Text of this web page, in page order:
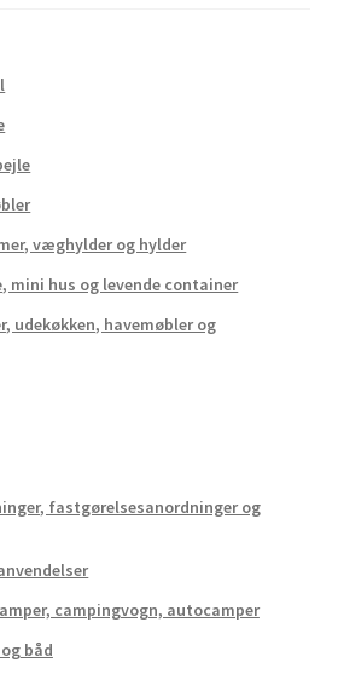
væghylder og hylder
mini hus og levende container
udekøkken, havemøbler og
fastgørelsesanordninger og
campingvogn, autocamper
båd